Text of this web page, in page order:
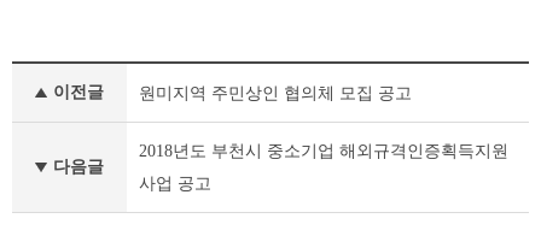
식
다
이전글 원미지역 주민상인 협의체 모집 공고
다음글
2018년도 부천시 중소기업 해외규격인증획득지원
사업 공고